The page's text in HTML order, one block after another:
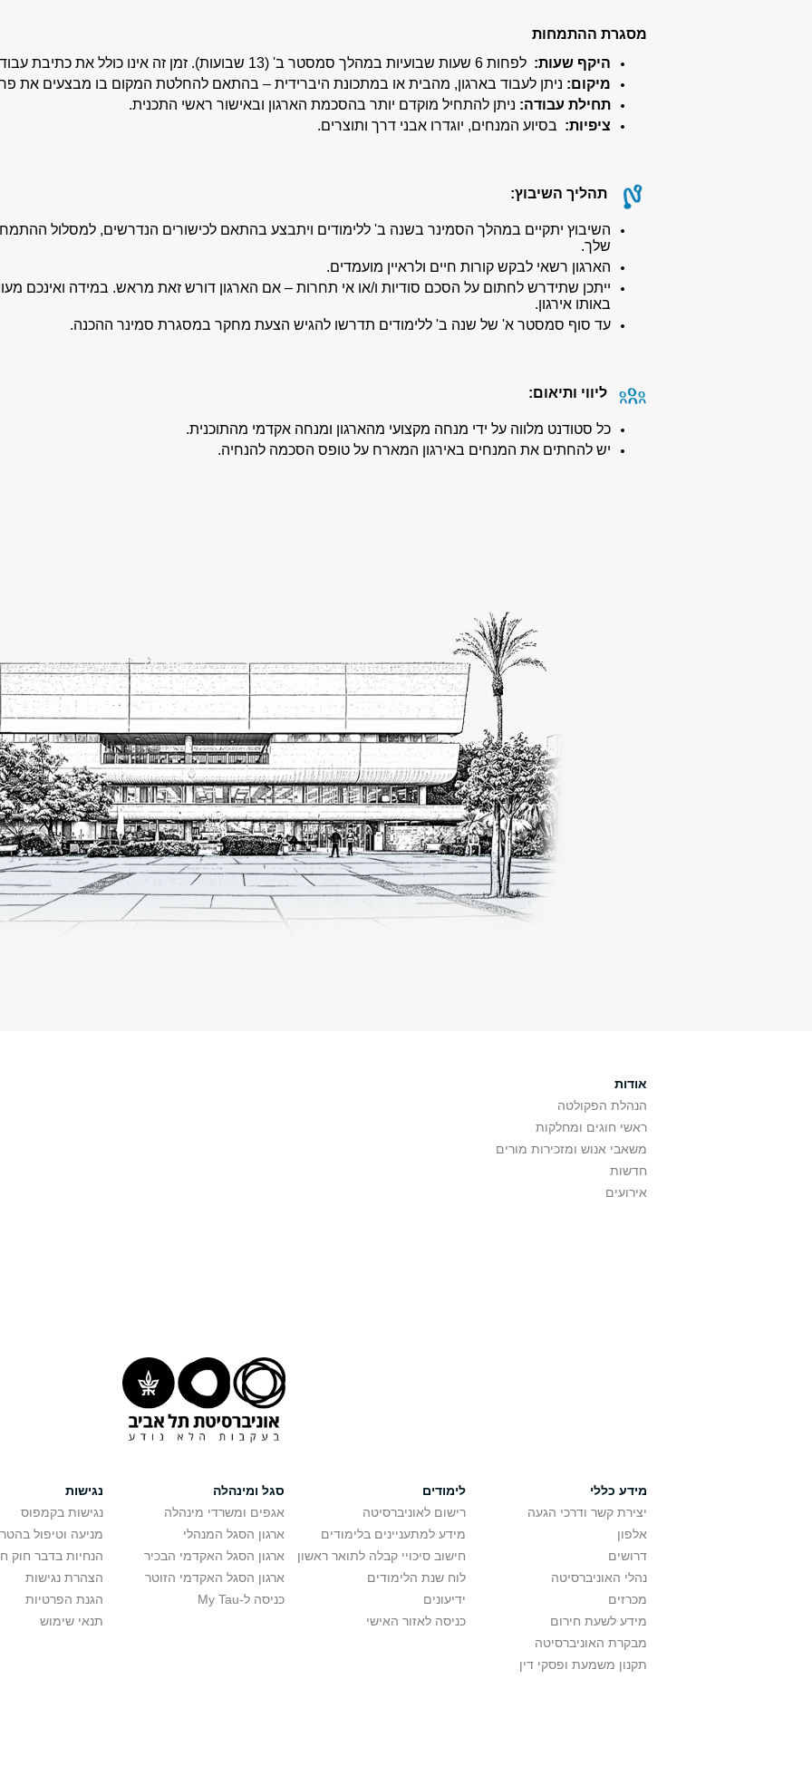
מסגרת ההתמחות
היקף שעות: לפחות 6 שעות שבועיות במהלך סמסטר ב' (13 שבועות). זמן זה אינו כולל את כתיבת עבודת הגמר ותוצרים אקדמיים.
מיקום: ניתן לעבוד בארגון, מהבית או במתכונת היברידית – בהתאם להחלטת המקום בו מבצעים את
תחילת עבודה: ניתן להתחיל מוקדם יותר בהסכמת הארגון ובאישור ראשי התכנית.
ציפיות: בסיוע המנחים, יוגדרו אבני דרך ותוצרים.
תהליך השיבוץ:
השיבוץ יתקיים במהלך הסמינר בשנה ב' ללימודים ויתבצע בהתאם לכישורים הנדרשים, למסלול ההתמחות
שלך.
הארגון רשאי לבקש קורות חיים ולראיין מועמדים.
ייתכן שתידרש לחתום על הסכם סודיות ו/או אי תחרות – אם הארגון דורש זאת מראש. במידה ואינכם
באותו אירגון.
עד סוף סמסטר א' של שנה ב' ללימודים תדרשו להגיש הצעת מחקר במסגרת סמינר ההכנה.
ליווי ותיאום:
כל סטודנט מלווה על ידי מנחה מקצועי מהארגון ומנחה אקדמי מהתוכנית.
יש להחתים את המנחים באירגון המארח על טופס הסכמה להנחיה.
אודות
הנהלת הפקולטה
ראשי חוגים ומחלקות
משאבי אנוש ומזכירות מורים
חדשות
אירועים
מידע כללי
יצירת קשר ודרכי הגעה
אלפון
דרושים
נהלי האוניברסיטה
מכרזים
מידע לשעת חירום
מבקרת האוניברסיטה
תקנון משמעת ופסקי דין
לימודים
רישום לאוניברסיטה
מידע למתעניינים בלימודים
חישוב סיכויי קבלה לתואר ראשון
לוח שנת הלימודים
ידיעונים
כניסה לאזור האישי
סגל ומינהלה
אגפים ומשרדי מינהלה
ארגון הסגל המנהלי
ארגון הסגל האקדמי הבכיר
ארגון הסגל האקדמי הזוטר
כניסה ל-My Tau
נגישות
נגישות בקמפוס
מניעה וטיפול
הנחיות בדבר חוק
הצהרת נגישות
הגנת הפרטיות
תנאי שימוש